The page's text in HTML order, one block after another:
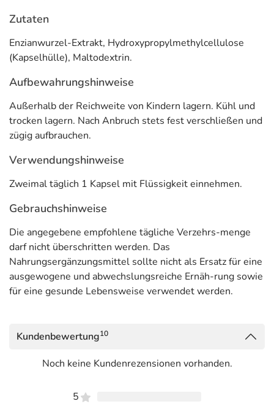
Zutaten
Enzianwurzel-Extrakt, Hydroxypropylmethylcellulose
(Kapselhülle), Maltodextrin.
Aufbewahrungshinweise
Außerhalb der Reichweite von Kindern lagern. Kühl und
trocken lagern. Nach Anbruch stets fest verschließen und
zügig aufbrauchen.
Verwendungshinweise
Zweimal täglich 1 Kapsel mit Flüssigkeit einnehmen.
Gebrauchshinweise
Die angegebene empfohlene tägliche Verzehrs-menge
darf nicht überschritten werden. Das
Nahrungsergänzungsmittel sollte nicht als Ersatz für eine
ausgewogene und abwechslungsreiche Ernäh-rung sowie
für eine gesunde Lebensweise verwendet werden.
Kundenbewertung10
Noch keine Kundenrezensionen vorhanden.
5